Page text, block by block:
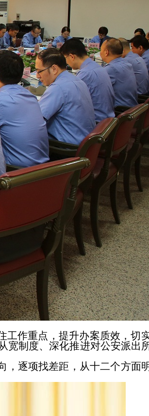
作重点，提升办案质效，切
宽制度、深化推进对公安派出
逐项找差距，从十二个方面